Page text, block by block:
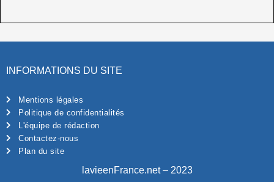
INFORMATIONS DU SITE
Mentions légales
Politique de confidentialités
L'équipe de rédaction
Contactez-nous
Plan du site
lavieenFrance.net – 2023